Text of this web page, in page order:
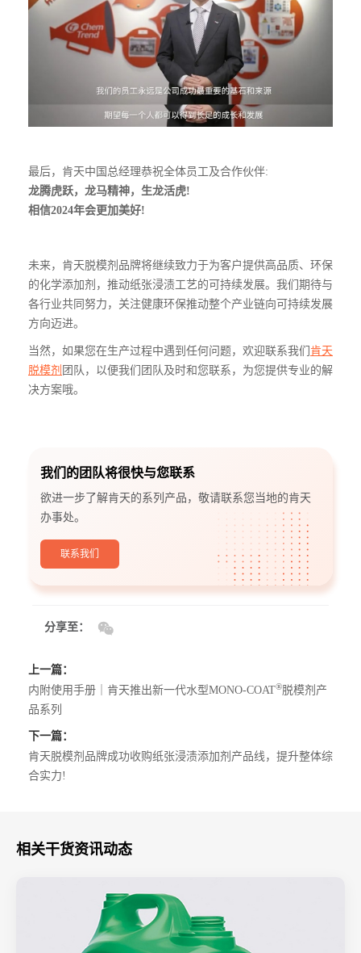
最后，肯天中国总经理恭祝全体员工及合作伙伴:
龙腾虎跃，龙马精神，生龙活虎!
相信2024年会更加美好!
未来，肯天脱模剂品牌将继续致力于为客户提供高品质、环保
的化学添加剂，推动纸张浸渍工艺的可持续发展。我们期待与
各行业共同努力，关注健康环保推动整个产业链向可持续发展
方向迈进。
当然，如果您在生产过程中遇到任何问题，欢迎联系我们 肯天
脱模剂 团队，以便我们团队及时和您联系，为您提供专业的解
决方案哦。
我们的团队将很快与您联系
欲进一步了解肯天的系列产品，敬请联系您当地的肯天
办事处。
联系我们
分享至：
上一篇：
内附使用手册｜肯天推出新一代水型MONO-COAT®脱模剂产
品系列
下一篇：
肯天脱模剂品牌成功收购纸张浸渍添加剂产品线，提升整体综
合实力!
相关干货资讯动态